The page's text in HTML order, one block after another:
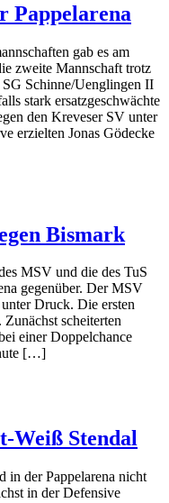
Pappelarena
gab es am
zweite Mannschaft trotz
Schinne/Uenglingen II
stark ersatzgeschwächte
den Kreveser SV unter
erzielten Jonas Gödecke
Bismark
MSV und die des TuS
gegenüber. Der MSV
Druck. Die ersten
scheiterten
einer Doppelchance
[…]
Weiß Stendal
in der Pappelarena nicht
in der Defensive